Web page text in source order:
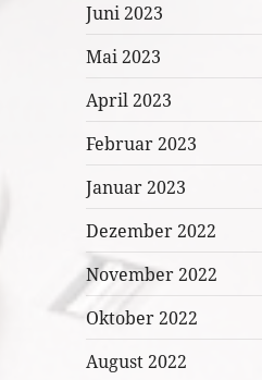
Juni 2023
Mai 2023
April 2023
Februar 2023
Januar 2023
Dezember 2022
November 2022
Oktober 2022
August 2022